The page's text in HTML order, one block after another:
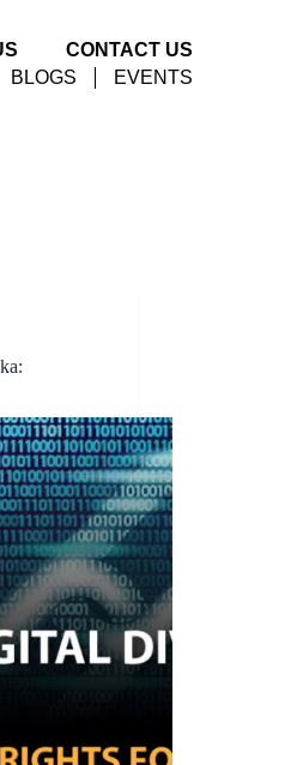
CONTACT US
BLOGS EVENTS